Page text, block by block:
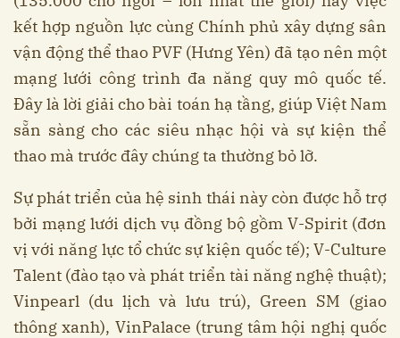
kết hợp nguồn lực cùng Chính phủ xây dựng sân
vận động thể thao PVF (Hưng Yên) đã tạo nên một
mạng lưới công trình đa năng quy mô quốc tế.
Đây là lời giải cho bài toán hạ tầng, giúp Việt Nam
sẵn sàng cho các siêu nhạc hội và sự kiện thể
thao mà trước đây chúng ta thường bỏ lỡ.
Sự phát triển của hệ sinh thái này còn được hỗ trợ
bởi mạng lưới dịch vụ đồng bộ gồm V-Spirit (đơn
vị với năng lực tổ chức sự kiện quốc tế); V-Culture
Talent (đào tạo và phát triển tài năng nghệ thuật);
Vinpearl (du lịch và lưu trú), Green SM (giao
thông xanh), VinPalace (trung tâm hội nghị quốc